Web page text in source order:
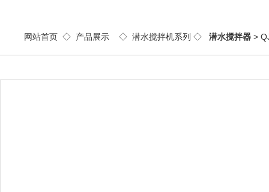
网站首页 ◇ 产品展示 ◇ 潜水搅拌机系列 ◇ 潜水搅拌器 >